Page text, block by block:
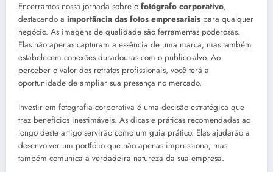
Encerramos nossa jornada sobre o fotógrafo corporativo,
destacando a importância das fotos empresariais para qualquer
negócio. As imagens de qualidade são ferramentas poderosas.
Elas não apenas capturam a essência de uma marca, mas também
estabelecem conexões duradouras com o público-alvo. Ao
perceber o valor dos retratos profissionais, você terá a
oportunidade de ampliar sua presença no mercado.
Investir em fotografia corporativa é uma decisão estratégica que
traz benefícios inestimáveis. As dicas e práticas recomendadas ao
longo deste artigo servirão como um guia prático. Elas ajudarão a
desenvolver um portfólio que não apenas impressiona, mas
também comunica a verdadeira natureza da sua empresa.